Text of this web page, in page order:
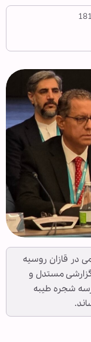
در قازان روسیه
گزارشی مستدل و
شجره طیبه